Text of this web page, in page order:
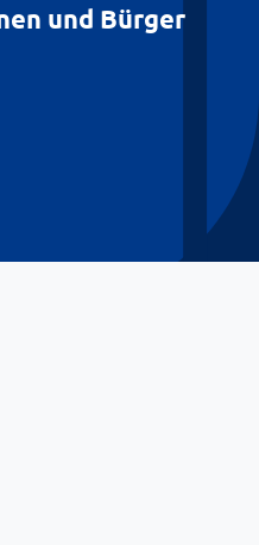
und Bürger